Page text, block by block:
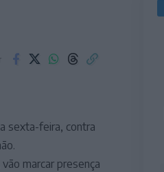
sexta-feira, contra
marcar presença